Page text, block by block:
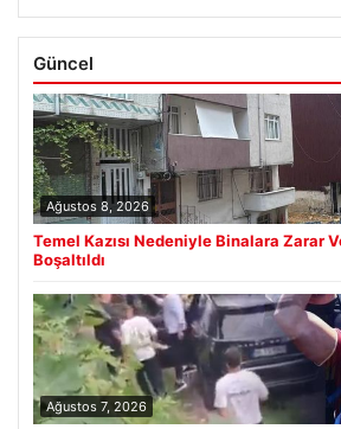
Güncel
Ağustos 8, 2026
Temel Kazısı Nedeniyle Binalara Zarar
Boşaltıldı
Ağustos 7, 2026